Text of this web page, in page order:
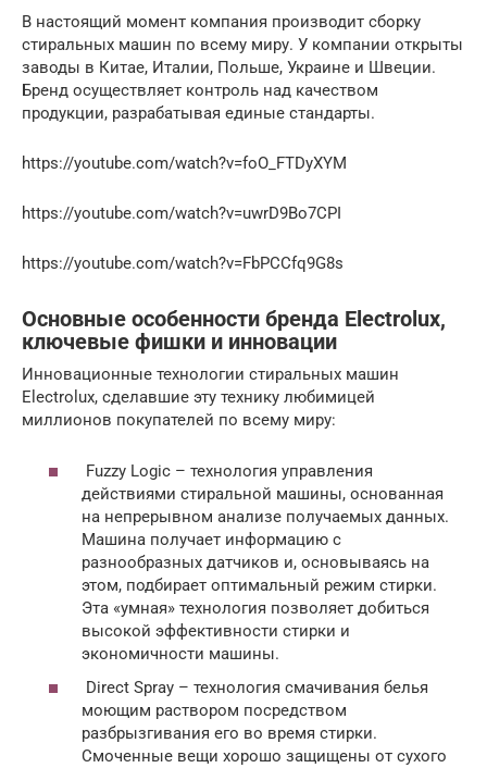
В настоящий момент компания производит сборку
стиральных машин по всему миру. У компании открыты
заводы в Китае, Италии, Польше, Украине и Швеции.
Бренд осуществляет контроль над качеством
продукции, разрабатывая единые стандарты.
https://youtube.com/watch?v=foO_FTDyXYM
https://youtube.com/watch?v=uwrD9Bo7CPI
https://youtube.com/watch?v=FbPCCfq9G8s
Основные особенности бренда Electrolux,
ключевые фишки и инновации
Инновационные технологии стиральных машин
Electrolux, сделавшие эту технику любимицей
миллионов покупателей по всему миру:
Fuzzy Logic – технология управления
действиями стиральной машины, основанная
на непрерывном анализе получаемых данных.
Машина получает информацию с
разнообразных датчиков и, основываясь на
этом, подбирает оптимальный режим стирки.
Эта «умная» технология позволяет добиться
высокой эффективности стирки и
экономичности машины.
Direct Spray – технология смачивания белья
моющим раствором посредством
разбрызгивания его во время стирки.
Смоченные вещи хорошо защищены от сухого